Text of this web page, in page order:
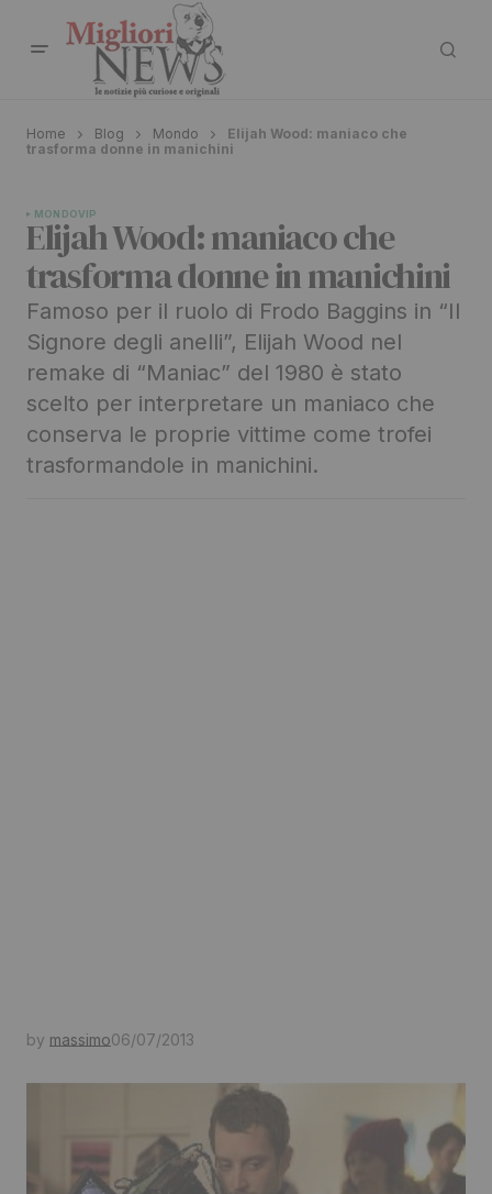
Home Blog Mondo
Elijah Wood: maniaco che
trasforma donne in manichini
MONDOVIP
Elijah Wood: maniaco che
trasforma donne in manichini
Famoso per il ruolo di Frodo Baggins in “Il
Signore degli anelli”, Elijah Wood nel
remake di “Maniac” del 1980 è stato
scelto per interpretare un maniaco che
conserva le proprie vittime come trofei
trasformandole in manichini.
by massimo06/07/2013